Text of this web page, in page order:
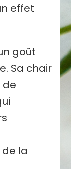
effet
goût
Sa chair
de
la